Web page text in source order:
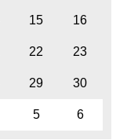
15 16
22 23
29 30
5 6